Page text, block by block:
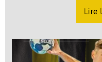
Lire